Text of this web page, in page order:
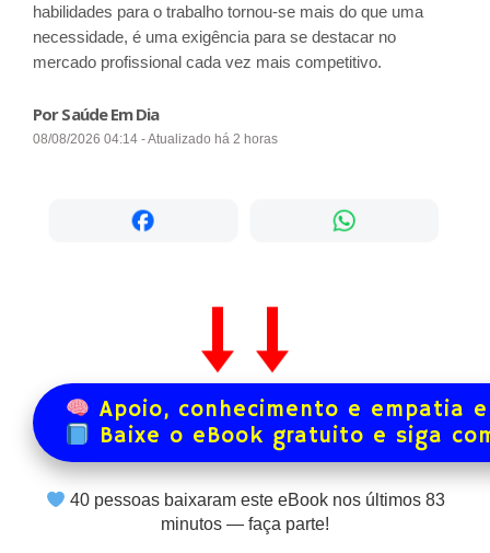
habilidades para o trabalho tornou-se mais do que uma
necessidade, é uma exigência para se destacar no
mercado profissional cada vez mais competitivo.
Por Saúde Em Dia
08/08/2026 04:14 - Atualizado há 2 horas
Apoio, conhecimento e empatia
Baixe o eBook gratuito e siga
40pessoas baixaram este eBook nos últimos 83
minutos — faça parte!